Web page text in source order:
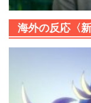
海外の反応〈新